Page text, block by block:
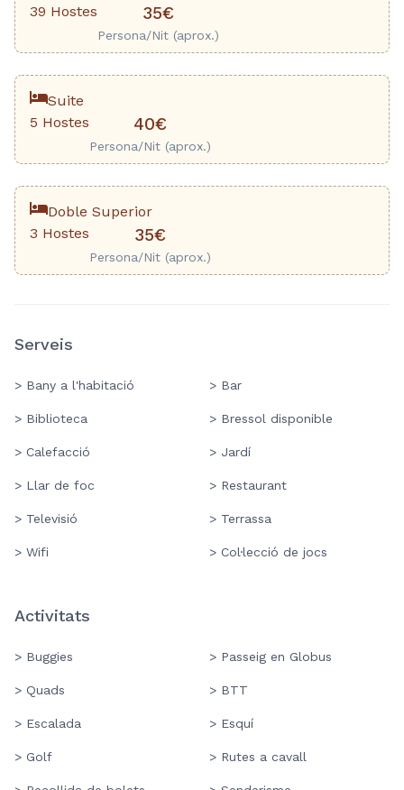
39 Hostes
35€
Persona/Nit (aprox.)
Suite
5 Hostes
40€
Persona/Nit (aprox.)
Doble Superior
3 Hostes
35€
Persona/Nit (aprox.)
Serveis
> Bany a l'habitació > Bar
> Biblioteca > Bressol disponible
> Calefacció > Jardí
> Llar de foc > Restaurant
> Televisió > Terrassa
> Wifi > Col·lecció de jocs
Activitats
> Buggies > Passeig en Globus
> Quads > BTT
> Escalada > Esquí
> Golf > Rutes a cavall